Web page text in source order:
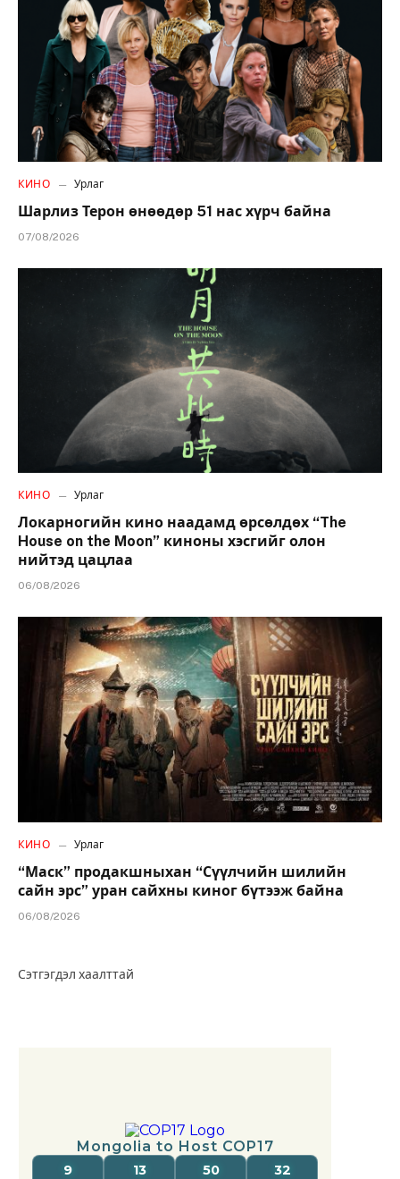
КИНО Урлаг
Шарлиз Терон өнөөдөр 51 нас хүрч байна
07/08/2026
КИНО Урлаг
Локарногийн кино наадамд өрсөлдөх “The
House on the Moon” киноны хэсгийг олон
нийтэд цацлаа
06/08/2026
КИНО Урлаг
“Маск” продакшныхан “Сүүлчийн шилийн
сайн эрс” уран сайхны киног бүтээж байна
06/08/2026
Сэтгэгдэл хаалттай